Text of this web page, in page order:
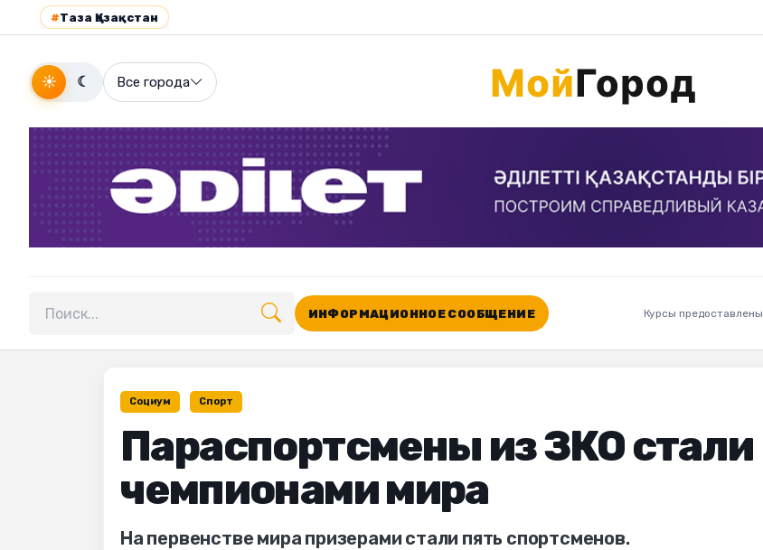
#Таза Қазақстан
☀ ☾ Все города
Поиск по сайту
ИНФОРМАЦИОННОЕ СООБЩЕНИЕ Курсы предоставлены
Социум Спорт
Параспортсмены из ЗКО стали
чемпионами мира
На первенстве мира призерами стали пять спортсменов.